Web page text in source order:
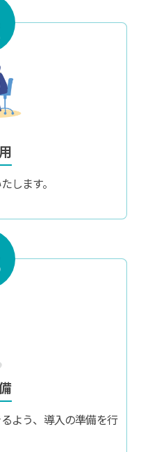
します。
よう、導入の準備を行